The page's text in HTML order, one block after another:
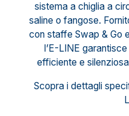
sistema a chiglia a
saline o fangose.
con staffe Swap & Go
l’E-LINE
efficiente e
Scopra i dettagli